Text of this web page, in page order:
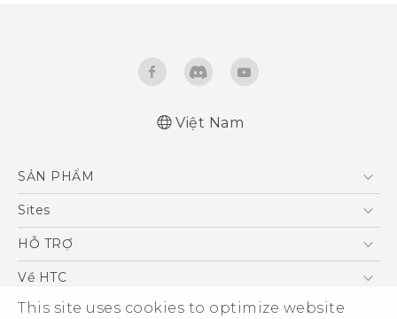
This site uses cookies to optimize website
Việt Nam
SẢN PHẨM
5G
Điện Thoại Thông Minh
VIVE
Sites
HTC Dev
HỖ TRỢ
Trung tâm hỗ trợ
Hỗ trợ bảo hành HTC
Về HTC
ESG